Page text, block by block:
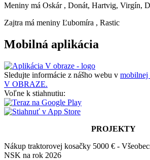
Meniny má Oskár , Donát, Hartvig, Virgín,
Zajtra má meniny Ľubomíra , Rastic
Mobilná aplikácia
Sledujte informácie z nášho webu v mobilnej
V OBRAZE.
Voľne k stiahnutiu:
PROJEKTY
Nákup traktorovej kosačky 5000 € -
NSK na rok 2026